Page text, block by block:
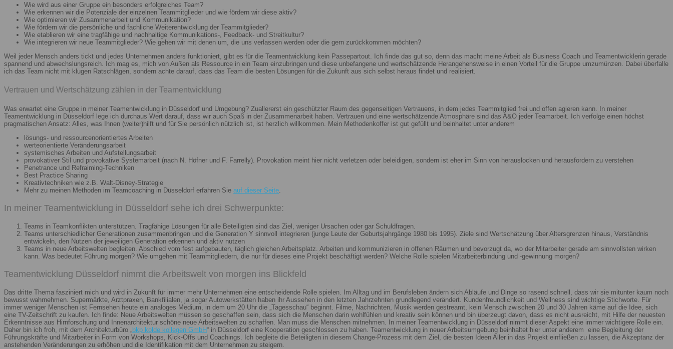
Wie wird aus einer Gruppe ein besonders erfolgreiches Team?
Wie erkennen wir die Potenziale der einzelnen Teammitglieder und wie fördern wir diese aktiv?
Wie optimieren wir Zusammenarbeit und Kommunikation?
Wie fördern wir die persönliche und fachliche Weiterentwicklung der Teammitglieder?
Wie etablieren wir eine tragfähige und nachhaltige Kommunikations-, Feedback- und Streitkultur?
Wie integrieren wir neue Teammitglieder? Wie gehen wir mit denen um, die uns verlassen werden oder die gern zurückkommen möchten?
Weil jeder Mensch anders tickt und jedes Unternehmen anders funktioniert, gibt es für die Teamentwicklung kein Passepartout. Ich finde das gut so, denn das macht meine Arbeit als Business Coach und Teamentwicklerin gerade
spannend und abwechslungsreich. Ich mag es, mich von Außen als Ressource in ein Team einzubringen und diese unbefangene und wertschätzende Herangehensweise in einen Vorteil für die Gruppe umzumünzen. Dabei überfalle
ich das Team nicht mit klugen Ratschlägen, sondern achte darauf, dass das Team die besten Lösungen für die Zukunft aus sich selbst heraus findet und realisiert.
Vertrauen und Wertschätzung zählen in der Teamentwicklung
Was erwartet eine Gruppe in meiner Teamentwicklung in Düsseldorf und Umgebung? Zuallererst ein geschützter Raum des gegenseitigen Vertrauens, in dem jedes Teammitglied frei und offen agieren kann. In meiner
Teamentwicklung in Düsseldorf lege ich durchaus Wert darauf, dass wir auch Spaß in der Zusammenarbeit haben. Vertrauen und eine wertschätzende Atmosphäre sind das A&O jeder Teamarbeit. Ich verfolge einen höchst
pragmatischen Ansatz: Alles, was Ihnen (weiter)hilft und für Sie persönlich nützlich ist, ist herzlich willkommen. Mein Methodenkoffer ist gut gefüllt und beinhaltet unter anderem
lösungs- und ressourcenorientiertes Arbeiten
werteorientierte Veränderungsarbeit
systemisches Arbeiten und Aufstellungsarbeit
provokativer Stil und provokative Systemarbeit (nach N. Höfner und F. Farrelly). Provokation meint hier nicht verletzen oder beleidigen, sondern ist eher im Sinn von herauslocken und herausfordern zu verstehen
Penetrance und Refraiming-Techniken
Best Practice Sharing
Kreativtechniken wie z.B. Walt-Disney-Strategie
Mehr zu meinen Methoden im Teamcoaching in Düsseldorf erfahren Sie auf dieser Seite.
In meiner Teamentwicklung in Düsseldorf sehe ich drei Schwerpunkte:
Teams in Teamkonflikten unterstützen. Tragfähige Lösungen für alle Beteiligten sind das Ziel, weniger Ursachen oder gar Schuldfragen.
Teams unterschiedlicher Generationen zusammenbringen und die Generation Y sinnvoll integrieren (junge Leute der Geburtsjahrgänge 1980 bis 1995). Ziele sind Wertschätzung über Altersgrenzen hinaus, Verständnis
entwickeln, den Nutzen der jeweiligen Generation erkennen und aktiv nutzen
Teams in neue Arbeitswelten begleiten. Abschied vom fest aufgebauten, täglich gleichen Arbeitsplatz. Arbeiten und kommunizieren in offenen Räumen und bevorzugt da, wo der Mitarbeiter gerade am sinnvollsten wirken
kann. Was bedeutet Führung morgen? Wie umgehen mit Teammitgliedern, die nur für dieses eine Projekt beschäftigt werden? Welche Rolle spielen Mitarbeiterbindung und -gewinnung morgen?
Teamentwicklung Düsseldorf nimmt die Arbeitswelt von morgen ins Blickfeld
Das dritte Thema fasziniert mich und wird in Zukunft für immer mehr Unternehmen eine entscheidende Rolle spielen. Im Alltag und im Berufsleben ändern sich Abläufe und Dinge so rasend schnell, dass wir sie mitunter kaum noch
bewusst wahrnehmen. Supermärkte, Arztpraxen, Bankfilialen, ja sogar Autowerkstätten haben ihr Aussehen in den letzten Jahrzehnten grundlegend verändert. Kundenfreundlichkeit und Wellness sind wichtige Stichworte. Für
immer weniger Menschen ist Fernsehen heute ein analoges Medium, in dem um 20 Uhr die „Tagesschau“ beginnt. Filme, Nachrichten, Musik werden gestreamt, kein Mensch zwischen 20 und 30 Jahren käme auf die Idee, sich
eine TV-Zeitschrift zu kaufen. Ich finde: Neue Arbeitswelten müssen so geschaffen sein, dass sich die Menschen darin wohlfühlen und kreativ sein können und bin überzeugt davon, dass es nicht ausreicht, mit Hilfe der neuesten
Erkenntnisse aus Hirnforschung und Innenarchitektur schöne neue Arbeitswelten zu schaffen. Man muss die Menschen mitnehmen. In meiner Teamentwicklung in Düsseldorf nimmt dieser Aspekt eine immer wichtigere Rolle ein.
Daher bin ich froh, mit dem Architekturbüro „bkp kolde kollegen GmbH“ in Düsseldorf eine Kooperation geschlossen zu haben. Teamentwicklung in neuer Arbeitsumgebung beinhaltet hier unter anderem eine Begleitung der
Führungskräfte und Mitarbeiter in Form von Workshops, Kick-Offs und Coachings. Ich begleite die Beteiligten in diesem Change-Prozess mit dem Ziel, die besten Ideen Aller in das Projekt einfließen zu lassen, die Akzeptanz der
anstehenden Veränderungen zu erhöhen und die Identifikation mit dem Unternehmen zu steigern.